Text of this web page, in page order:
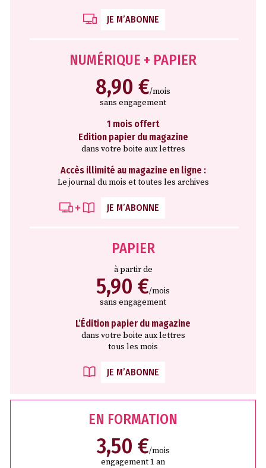
JE M’ABONNE
NUMÉRIQUE + PAPIER
8,90 €/mois
sans engagement
1 mois offert
Edition papier du magazine
dans votre boite aux lettres
Accès illimité au magazine en ligne :
Le journal du mois et toutes les archives
JE M’ABONNE
PAPIER
à partir de
5,90 €/mois
sans engagement
L’Édition papier du magazine
dans votre boite aux lettres
tous les mois
JE M’ABONNE
EN FORMATION
3,50 €/mois
engagement 1 an